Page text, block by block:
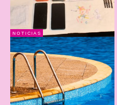
NOTICIAS